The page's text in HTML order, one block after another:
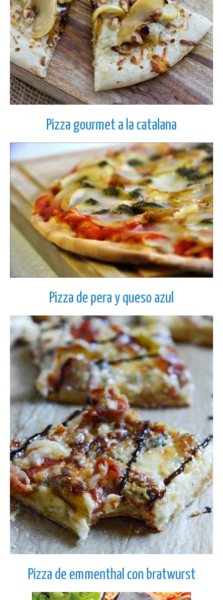
Pizza gourmet a la catalana
Pizza de pera y queso azul
Pizza de emmenthal con bratwurst